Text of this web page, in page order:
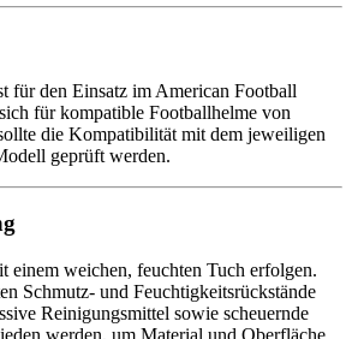
für den Einsatz im American Football
für kompatible Footballhelme von
die Kompatibilität mit dem jeweiligen
geprüft werden.
einem weichen, feuchten Tuch erfolgen.
Schmutz- und Feuchtigkeitsrückstände
Reinigungsmittel sowie scheuernde
werden, um Material und Oberfläche